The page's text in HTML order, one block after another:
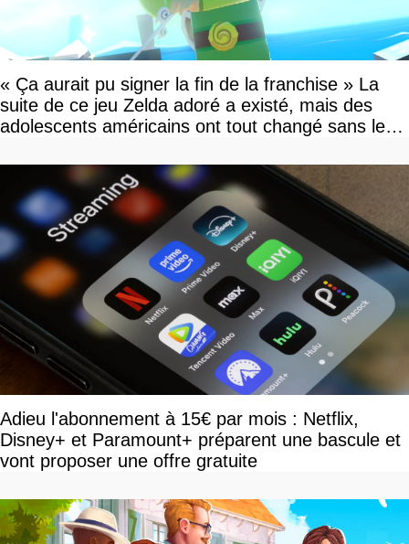
« Ça aurait pu signer la fin de la franchise » La
suite de ce jeu Zelda adoré a existé, mais des
adolescents américains ont tout changé sans le
Adieu l'abonnement à 15€ par mois : Netflix,
Disney+ et Paramount+ préparent une bascule et
vont proposer une offre gratuite